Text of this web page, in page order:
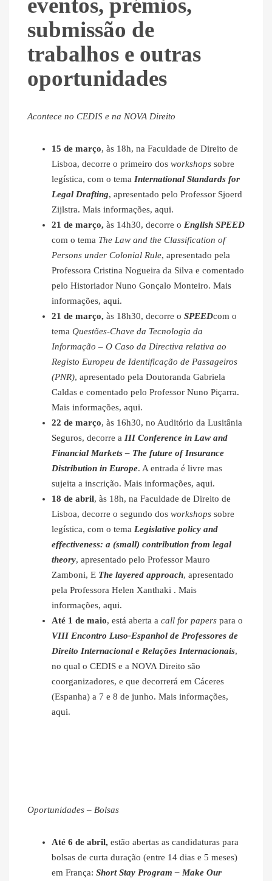
eventos, prémios,
submissão de
trabalhos e outras
oportunidades
Acontece no CEDIS e na NOVA Direito
15 de março, às 18h, na Faculdade de Direito de
Lisboa, decorre o primeiro dos workshops sobre
legística, com o tema International Standards for
Legal Drafting, apresentado pelo Professor Sjoerd
Zijlstra. Mais informações, aqui.
21 de março, às 14h30, decorre o English SPEED
com o tema The Law and the Classification of
Persons under Colonial Rule, apresentado pela
Professora Cristina Nogueira da Silva e comentado
pelo Historiador Nuno Gonçalo Monteiro. Mais
informações, aqui.
21 de março, às 18h30, decorre o SPEEDcom o
tema Questões-Chave da Tecnologia da
Informação – O Caso da Directiva relativa ao
Registo Europeu de Identificação de Passageiros
(PNR), apresentado pela Doutoranda Gabriela
Caldas e comentado pelo Professor Nuno Piçarra.
Mais informações, aqui.
22 de março, às 16h30, no Auditório da Lusitânia
Seguros, decorre a III Conference in Law and
Financial Markets – The future of Insurance
Distribution in Europe. A entrada é livre mas
sujeita a inscrição. Mais informações, aqui.
18 de abril, às 18h, na Faculdade de Direito de
Lisboa, decorre o segundo dos workshops sobre
legística, com o tema Legislative policy and
effectiveness: a (small) contribution from legal
theory, apresentado pelo Professor Mauro
Zamboni, E The layered approach, apresentado
pela Professora Helen Xanthaki . Mais
informações, aqui.
Até 1 de maio, está aberta a call for papers para o
VIII Encontro Luso-Espanhol de Professores de
Direito Internacional e Relações Internacionais,
no qual o CEDIS e a NOVA Direito são
coorganizadores, e que decorrerá em Cáceres
(Espanha) a 7 e 8 de junho. Mais informações,
aqui.
Oportunidades – Bolsas
Até 6 de abril, estão abertas as candidaturas para
bolsas de curta duração (entre 14 dias e 5 meses)
em França: Short Stay Program – Make Our